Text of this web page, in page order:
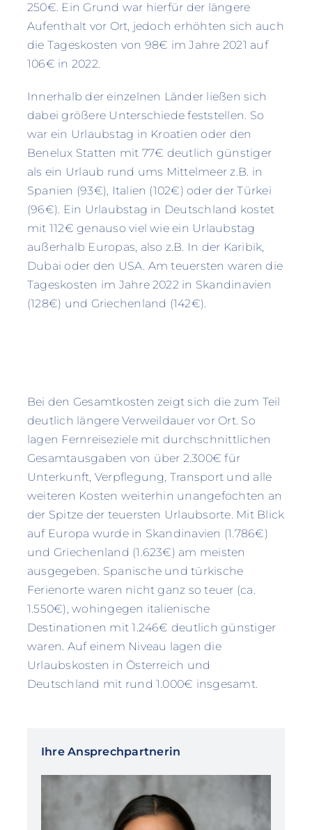
250€. Ein Grund war hierfür der längere
Aufenthalt vor Ort, jedoch erhöhten sich auch
die Tageskosten von 98€ im Jahre 2021 auf
106€ in 2022.
Innerhalb der einzelnen Länder ließen sich
dabei größere Unterschiede feststellen. So
war ein Urlaubstag in Kroatien oder den
Benelux Statten mit 77€ deutlich günstiger
als ein Urlaub rund ums Mittelmeer z.B. in
Spanien (93€), Italien (102€) oder der Türkei
(96€). Ein Urlaubstag in Deutschland kostet
mit 112€ genauso viel wie ein Urlaubstag
außerhalb Europas, also z.B. In der Karibik,
Dubai oder den USA. Am teuersten waren die
Tageskosten im Jahre 2022 in Skandinavien
(128€) und Griechenland (142€).
Bei den Gesamtkosten zeigt sich die zum Teil
deutlich längere Verweildauer vor Ort. So
lagen Fernreiseziele mit durchschnittlichen
Gesamtausgaben von über 2.300€ für
Unterkunft, Verpflegung, Transport und alle
weiteren Kosten weiterhin unangefochten an
der Spitze der teuersten Urlaubsorte. Mit Blick
auf Europa wurde in Skandinavien (1.786€)
und Griechenland (1.623€) am meisten
ausgegeben. Spanische und türkische
Ferienorte waren nicht ganz so teuer (ca.
1.550€), wohingegen italienische
Destinationen mit 1.246€ deutlich günstiger
waren. Auf einem Niveau lagen die
Urlaubskosten in Österreich und
Deutschland mit rund 1.000€ insgesamt.
Ihre Ansprechpartnerin